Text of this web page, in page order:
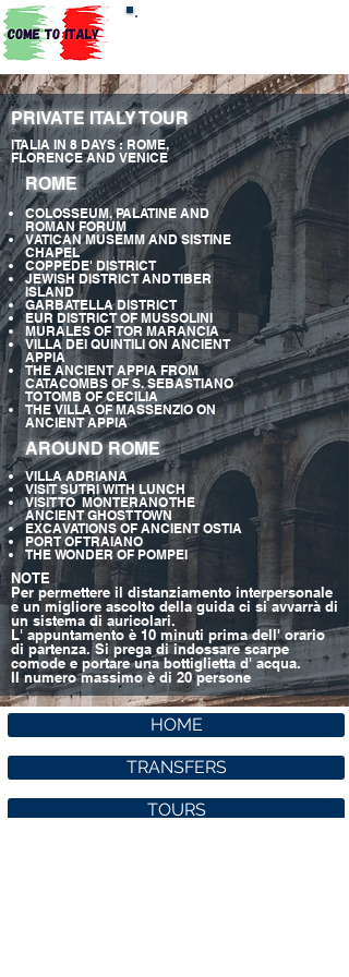
PRIVATE ITALY TOUR
ITALIA IN 8 DAYS : ROME,
FLORENCE AND VENICE
ROME
COLOSSEUM, PALATINE AND
ROMAN FORUM
VATICAN MUSEMM AND SISTINE
CHAPEL
COPPEDE' DISTRICT
JEWISH DISTRICT AND TIBER
ISLAND
GARBATELLA DISTRICT
EUR DISTRICT OF MUSSOLINI
MURALES OF TOR MARANCIA
VILLA DEI QUINTILI ON ANCIENT
APPIA
THE ANCIENT APPIA FROM
CATACOMBS OF S. SEBASTIANO
TO TOMB OF CECILIA
THE VILLA OF MASSENZIO ON
ANCIENT APPIA
AROUND ROME
VILLA ADRIANA
VISIT SUTRI WITH LUNCH
VISIT TO MONTERANO THE
ANCIENT GHOST TOWN
EXCAVATIONS OF ANCIENT OSTIA
PORT OF TRAIANO
THE WONDER OF POMPEI
NOTE
Per permettere il distanziamento interpersonale
e un migliore ascolto della guida ci si avvarrà di
un sistema di auricolari.
L' appuntamento è 10 minuti prima dell' orario
di partenza. Si prega di indossare scarpe
comode e portare una bottiglietta d' acqua.
Il numero massimo è di 20 persone
HOME
TRANSFERS
TOURS